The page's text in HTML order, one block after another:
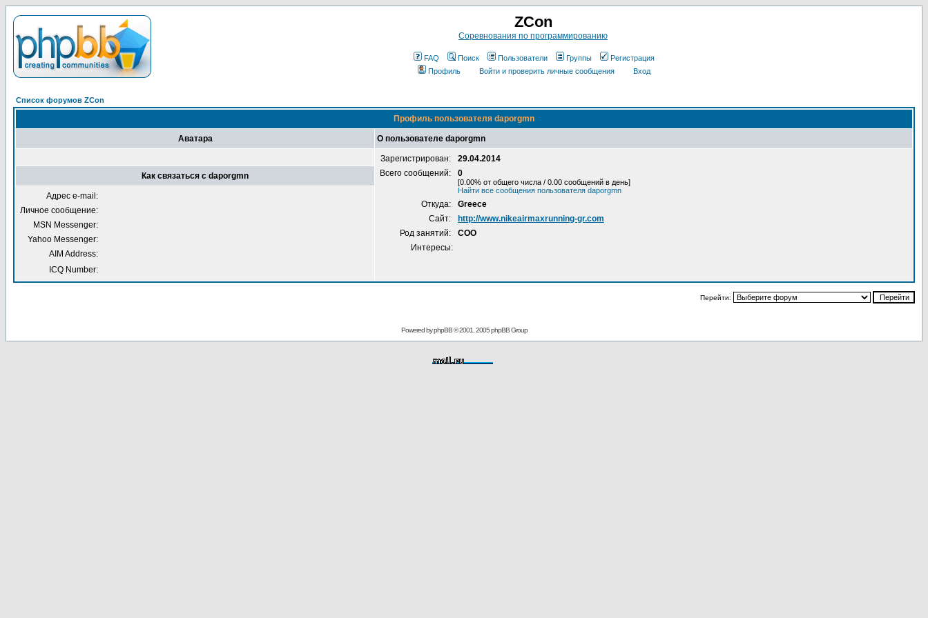
ZCon
Соревнования по программированию
FAQ Поиск Пользователи Группы
Регистрация
Профиль
Войти и проверить личные сообщения Вход
Список форумов ZCon
Профиль пользователя daporgmn
Аватара О пользователе daporgmn
Зарегистрирован:
29.04.2014
Всего сообщений:
0
[0.00% от общего числа / 0.00 сообщений в день]
Найти все сообщения пользователя daporgmn
Откуда:
Greece
Сайт:
http://www.nikeairmaxrunning-gr.com
Род занятий:
COO
Интересы:
Как связаться с daporgmn
Адрес e-mail:
Личное сообщение:
MSN Messenger:
Yahoo Messenger:
AIM Address:
ICQ Number:
Перейти:
Powered byphpBB© 2001, 2005 phpBB Group